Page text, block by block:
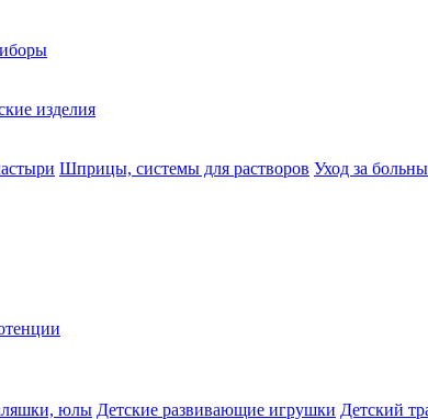
изделия
Шприцы, системы для растворов Уход за
юлы Детские развивающие игрушки Детский